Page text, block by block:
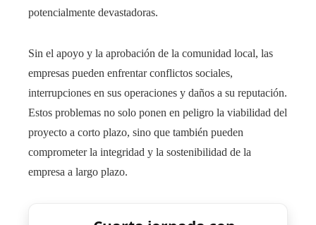
potencialmente devastadoras.
Sin el apoyo y la aprobación de la comunidad local, las
empresas pueden enfrentar conflictos sociales,
interrupciones en sus operaciones y daños a su reputación.
Estos problemas no solo ponen en peligro la viabilidad del
proyecto a corto plazo, sino que también pueden
comprometer la integridad y la sostenibilidad de la
empresa a largo plazo.